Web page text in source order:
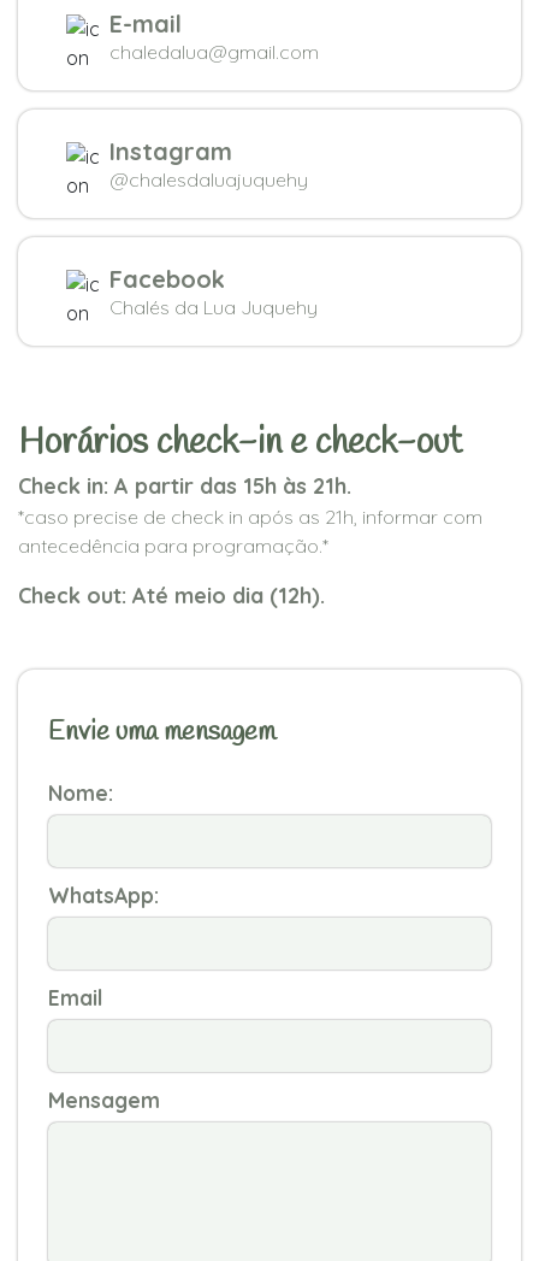
E-mail
chaledalua@gmail.com
Instagram
@chalesdaluajuquehy
Facebook
Chalés da Lua Juquehy
Horários check-in e check-out
Check in: A partir das 15h às 21h.
*caso precise de check in após as 21h, informar com
antecedência para programação.*
Check out: Até meio dia (12h).
Envie uma mensagem
Nome:
WhatsApp:
Email
Mensagem